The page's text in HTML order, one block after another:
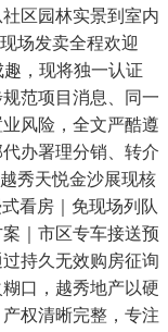
区园林实景到室内
场发卖全程欢迎
，现将独一认证
范项目消息、同一
风险，全文严酷遵
办署理分销、转介
秀天悦金沙展现核
看房｜免现场列队
｜市区专车接送预
持久无效购房征询
口，越秀地产以硬
权清晰完整，专注